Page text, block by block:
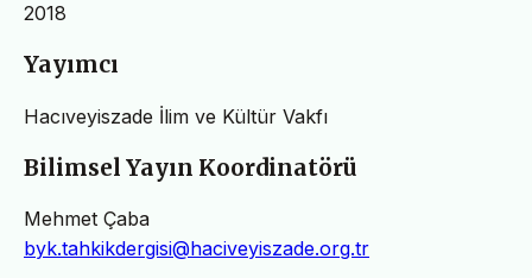
2018
Yayımcı
Hacıveyiszade İlim ve Kültür Vakfı
Bilimsel Yayın Koordinatörü
Mehmet Çaba
byk.tahkikdergisi@haciveyiszade.org.tr